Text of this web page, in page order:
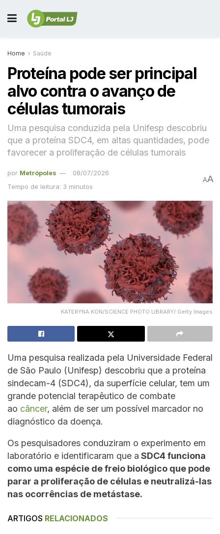
Home Saúde
Proteína pode ser principal
alvo contra o avanço de
células tumorais
Uma pesquisa conduzida pela Unifesp descobriu
que a proteína SDC4, em altas quantidades, pode
favorecer a proliferação de células tumorais
por Metrópoles
08/07/2026
Tempo de leitura: 3 minutos
AA
KATERYNA KON/SCIENCE PHOTO LIBRARY/ Getty Images
Uma pesquisa realizada pela Universidade Federal
de São Paulo (Unifesp) descobriu que a proteína
sindecam-4 (SDC4), da superfície celular, tem um
grande potencial terapêutico de combate
ao câncer, além de ser um possível marcador no
diagnóstico da doença.
Os pesquisadores conduziram o experimento em
laboratório e identificaram que a SDC4 funciona
como uma espécie de freio biológico que pode
parar a proliferação de células e neutralizá-las
nas ocorrências de metástase.
ARTIGOS RELACIONADOS